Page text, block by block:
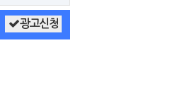
광고신청